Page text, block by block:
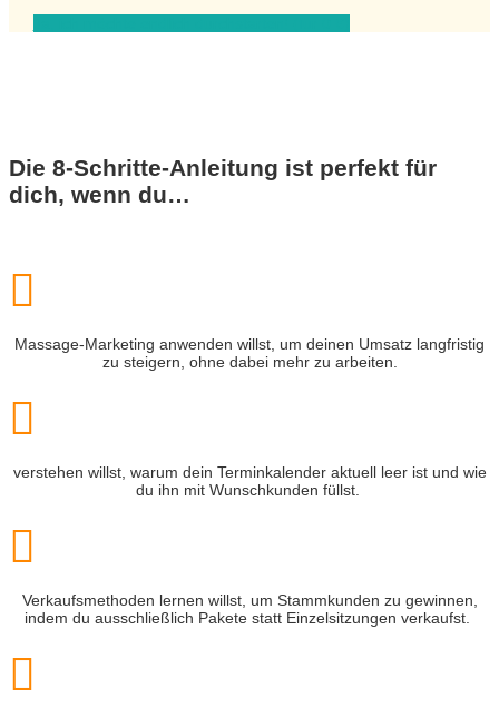
Die 8-Schritte-Anleitung ist perfekt für
dich, wenn du…

Massage-Marketing anwenden willst, um deinen Umsatz langfristig
zu steigern, ohne dabei mehr zu arbeiten.

verstehen willst, warum dein Terminkalender aktuell leer ist und wie
du ihn mit Wunschkunden füllst.

Verkaufsmethoden lernen willst, um Stammkunden zu gewinnen,
indem du ausschließlich Pakete statt Einzelsitzungen verkaufst.
